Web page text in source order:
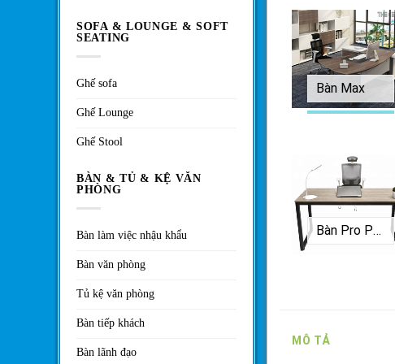
Bàn Max
Bàn Pro P1470
MÔ TẢ
SOFA & LOUNGE & SOFT
SEATING
Ghế sofa
Ghế Lounge
Ghế Stool
BÀN & TỦ & KỆ VĂN
PHÒNG
Bàn làm việc nhậu khẩu
Bàn văn phòng
Tủ kệ văn phòng
Bàn tiếp khách
Bàn lãnh đạo